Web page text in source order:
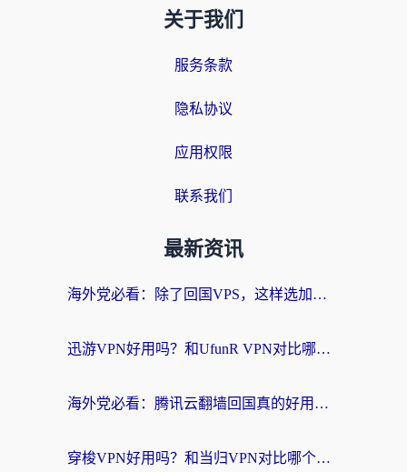
关于我们
服务条款
隐私协议
应用权限
联系我们
最新资讯
海外党必看：除了回国VPS，这样选加速器也能无缝刷国内资源？
迅游VPN好用吗？和UfunR VPN对比哪个回国效果更好？海外党亲测避坑指南
海外党必看：腾讯云翻墙回国真的好用吗？+ 3步选对回国加速器指南
穿梭VPN好用吗？和当归VPN对比哪个回国效果更好？海外党亲测实用指南